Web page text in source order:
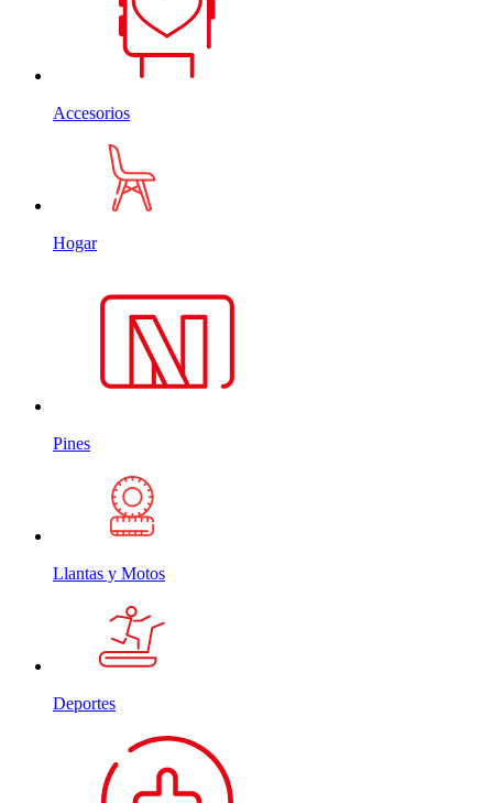
Accesorios
Hogar
Pines
Llantas y Motos
Deportes